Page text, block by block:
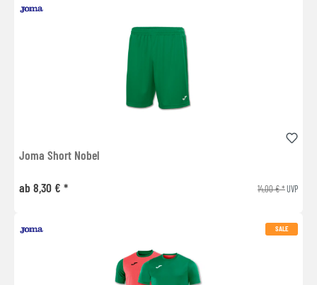
Joma Short Nobel
ab 8,30 € * 14,00 € *UVP
SALE